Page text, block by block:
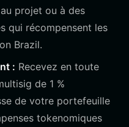
projet ou à des
qui récompensent les
Brazil.
: Recevez en toute
de 1 %
de votre portefeuille
tokenomiques